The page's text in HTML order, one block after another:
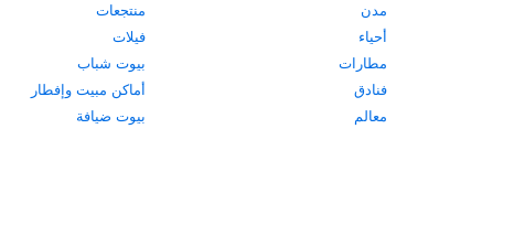
مدن
أحياء
مطارات
فنادق
معالم
منتجعات
فيلات
بيوت شباب
أماكن مبيت وإفطار
بيوت ضيافة